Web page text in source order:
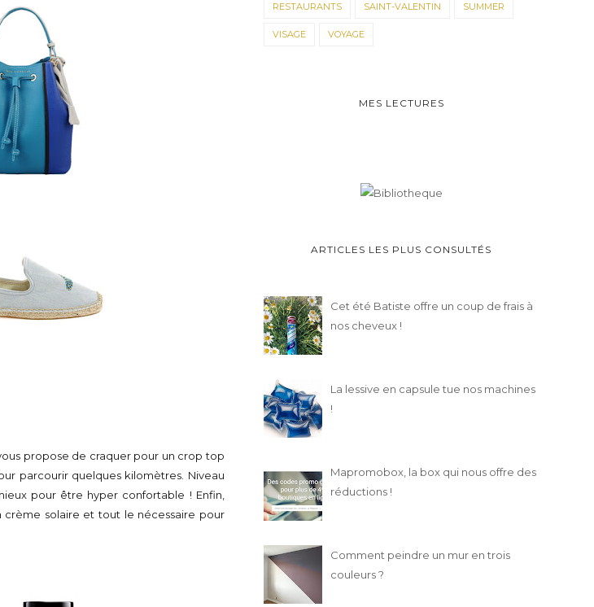
propose de craquer pour un crop top
parcourir quelques kilomètres. Niveau
pour être hyper confortable ! Enfin,
crème solaire et tout le nécessaire pour
RESTAURANTS SAINT-VALENTIN SUMMER
VISAGE VOYAGE
MES LECTURES
ARTICLES LES PLUS CONSULTÉS
Cet été Batiste offre un coup de frais à
nos cheveux !
La lessive en capsule tue nos machines
!
Mapromobox, la box qui nous offre des
réductions !
Comment peindre un mur en trois
couleurs ?